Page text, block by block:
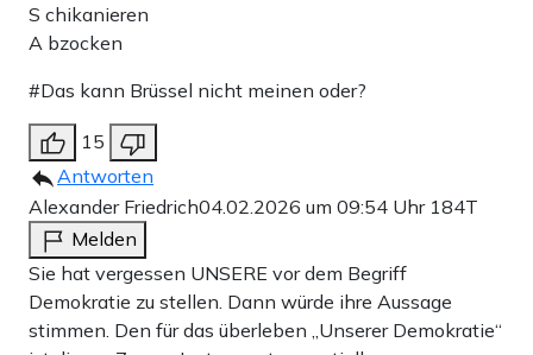
S chikanieren
A bzocken
#Das kann Brüssel nicht meinen oder?
15
Antworten
Alexander Friedrich04.02.2026 um 09:54 Uhr 184T
Melden
Sie hat vergessen UNSERE vor dem Begriff
Demokratie zu stellen. Dann würde ihre Aussage
stimmen. Den für das überleben „Unserer Demokratie“